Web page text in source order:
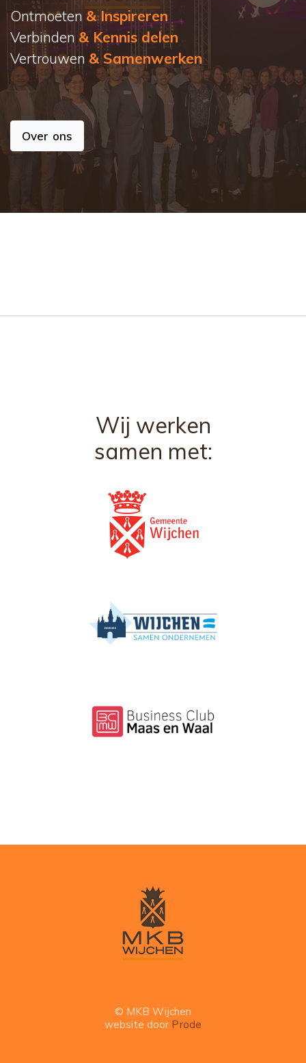
Ontmoeten & Inspireren
Verbinden & Kennis delen
Vertrouwen & Samenwerken
Over ons
Wij werken
samen met:
© MKB Wijchen
website door Prode